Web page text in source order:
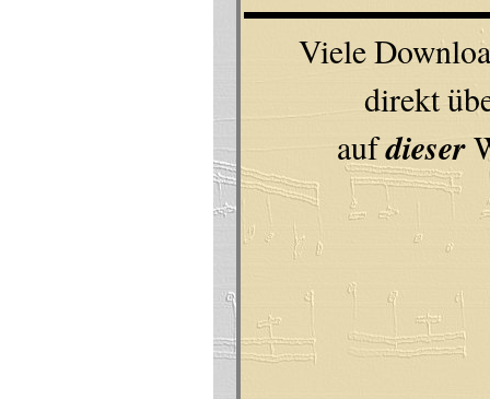
Viele
direkt
aufdieser